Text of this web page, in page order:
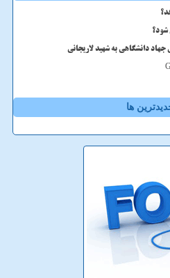
شود؟
دانشگاهی به شهید لاریجانی
ها